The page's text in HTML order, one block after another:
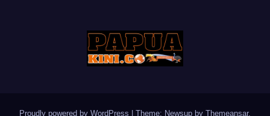
Proudly powered by WordPress Theme: Newsup by Themeansar.